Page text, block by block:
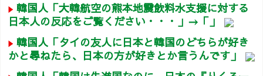
韓国人「大韓航空の熊本地震飲料水支援に対する
日本人の反応をご覧ください・・・」→「」
韓国人「タイの友人に日本と韓国のどちらが好き
かと尋ねたら、日本の方が好きとか言うんです」